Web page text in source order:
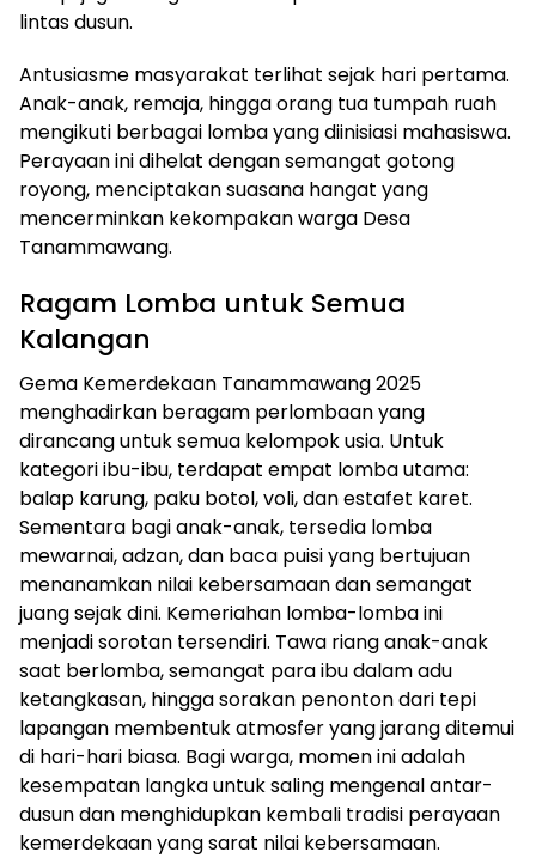
lintas dusun.
Antusiasme masyarakat terlihat sejak hari pertama.
Anak-anak, remaja, hingga orang tua tumpah ruah
mengikuti berbagai lomba yang diinisiasi mahasiswa.
Perayaan ini dihelat dengan semangat gotong
royong, menciptakan suasana hangat yang
mencerminkan kekompakan warga Desa
Tanammawang.
Ragam Lomba untuk Semua
Kalangan
Gema Kemerdekaan Tanammawang 2025
menghadirkan beragam perlombaan yang
dirancang untuk semua kelompok usia. Untuk
kategori ibu-ibu, terdapat empat lomba utama:
balap karung, paku botol, voli, dan estafet karet.
Sementara bagi anak-anak, tersedia lomba
mewarnai, adzan, dan baca puisi yang bertujuan
menanamkan nilai kebersamaan dan semangat
juang sejak dini. Kemeriahan lomba-lomba ini
menjadi sorotan tersendiri. Tawa riang anak-anak
saat berlomba, semangat para ibu dalam adu
ketangkasan, hingga sorakan penonton dari tepi
lapangan membentuk atmosfer yang jarang ditemui
di hari-hari biasa. Bagi warga, momen ini adalah
kesempatan langka untuk saling mengenal antar-
dusun dan menghidupkan kembali tradisi perayaan
kemerdekaan yang sarat nilai kebersamaan.